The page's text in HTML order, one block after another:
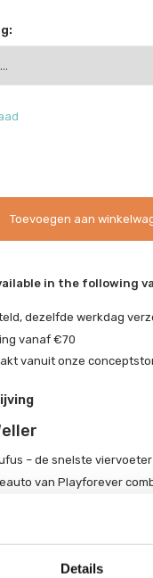
Details
Toevoegen aan
in the following
dezelfde werkdag
vanaf €70
vanuit onze
– de snelste
van Playforever
scherpe neus, vloeiende
Ze verraden het
pure persoonlijkheid in